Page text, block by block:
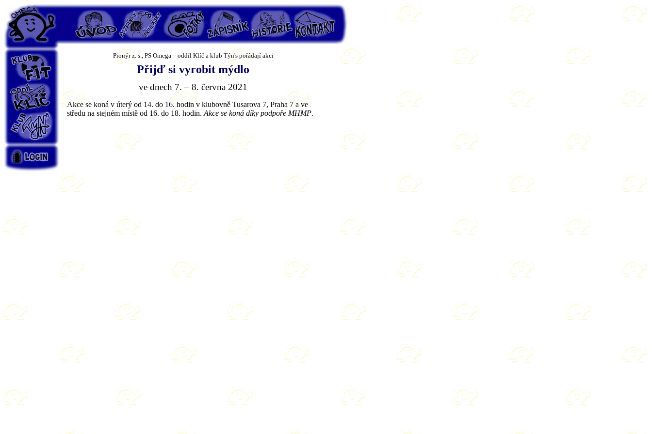
PS Omega
Úvod Pozvánky Fotky Zápisník Historie Kontakt
Klub Fit
Oddíl Klíč
Klub Týn's
Login
Pionýr z. s., PS Omega – oddíl Klíč a klub Týn's pořádají akci
Přijď si vyrobit mýdlo
ve dnech 7. – 8. června 2021
Akce se koná v úterý od 14. do 16. hodin v klubovně Tusarova 7, Praha 7 a ve
středu na stejném místě od 16. do 18. hodin. Akce se koná díky podpoře MHMP.